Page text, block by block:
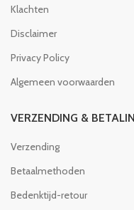
Klachten
Disclaimer
Privacy Policy
Algemeen voorwaarden
VERZENDING &
Verzending
Betaalmethoden
Bedenktijd-retour